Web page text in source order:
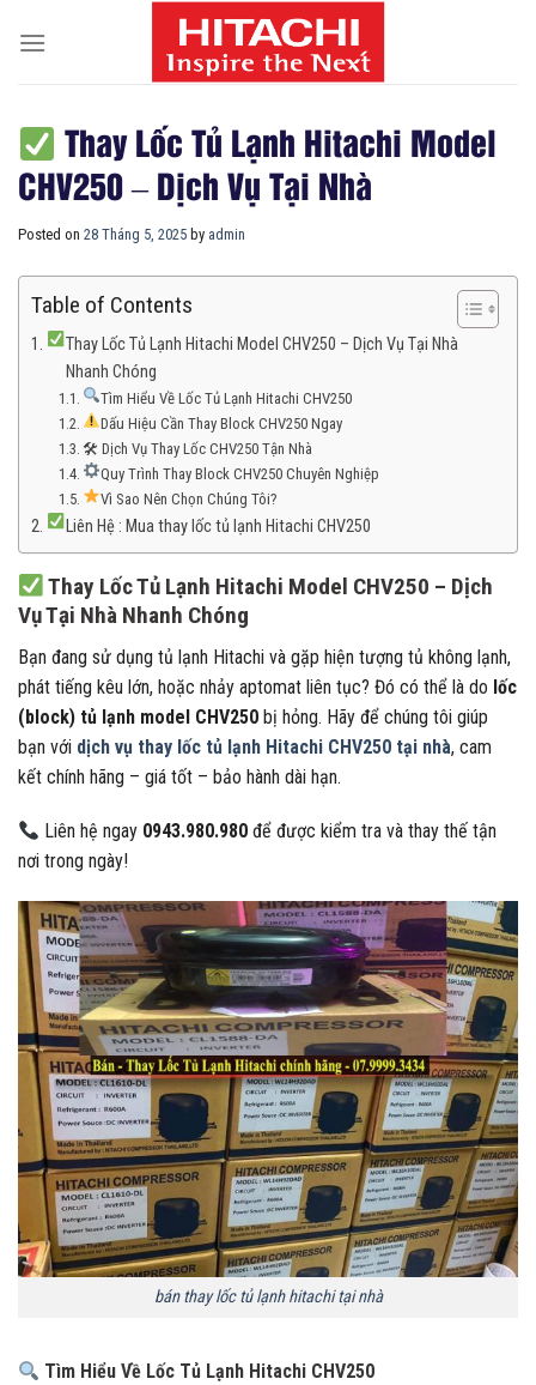
Thay Lốc Tủ Lạnh Hitachi Model
CHV250 – Dịch Vụ Tại Nhà
Posted on 28 Tháng 5, 2025 by admin
Table of Contents
Thay Lốc Tủ Lạnh Hitachi Model CHV250 – Dịch Vụ Tại Nhà
Nhanh Chóng
Tìm Hiểu Về Lốc Tủ Lạnh Hitachi CHV250
Dấu Hiệu Cần Thay Block CHV250 Ngay
🛠 Dịch Vụ Thay Lốc CHV250 Tận Nhà
Quy Trình Thay Block CHV250 Chuyên Nghiệp
Vì Sao Nên Chọn Chúng Tôi?
Liên Hệ : Mua thay lốc tủ lạnh Hitachi CHV250
Thay Lốc Tủ Lạnh Hitachi Model CHV250 – Dịch
Vụ Tại Nhà Nhanh Chóng
Bạn đang sử dụng tủ lạnh Hitachi và gặp hiện tượng tủ không lạnh,
phát tiếng kêu lớn, hoặc nhảy aptomat liên tục? Đó có thể là do lốc
(block) tủ lạnh model CHV250 bị hỏng. Hãy để chúng tôi giúp
bạn với dịch vụ thay lốc tủ lạnh Hitachi CHV250 tại nhà, cam
kết chính hãng – giá tốt – bảo hành dài hạn.
Liên hệ ngay 0943.980.980 để được kiểm tra và thay thế tận
nơi trong ngày!
bán thay lốc tủ lạnh hitachi tại nhà
Tìm Hiểu Về Lốc Tủ Lạnh Hitachi CHV250